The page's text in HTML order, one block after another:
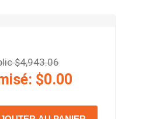
$4,943.06
$0.00